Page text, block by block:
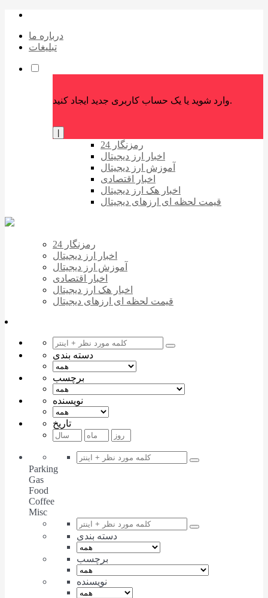
درباره ما
تبلیغات
وارد شوید یا یک حساب کاربری جدید ایجاد کنید.
رمزنگار 24
اخبار ارز دیجیتال
آموزش ارز دیجیتال
اخبار اقتصادی
اخبار هک ارز دیجیتال
قیمت لحظه ای ارزهای دیجیتال
رمزنگار 24
اخبار ارز دیجیتال
آموزش ارز دیجیتال
اخبار اقتصادی
اخبار هک ارز دیجیتال
قیمت لحظه ای ارزهای دیجیتال
دسته بندی
برچسب
نویسنده
تاریخ
Parking
Gas
Food
Coffee
Misc
دسته بندی
برچسب
نویسنده